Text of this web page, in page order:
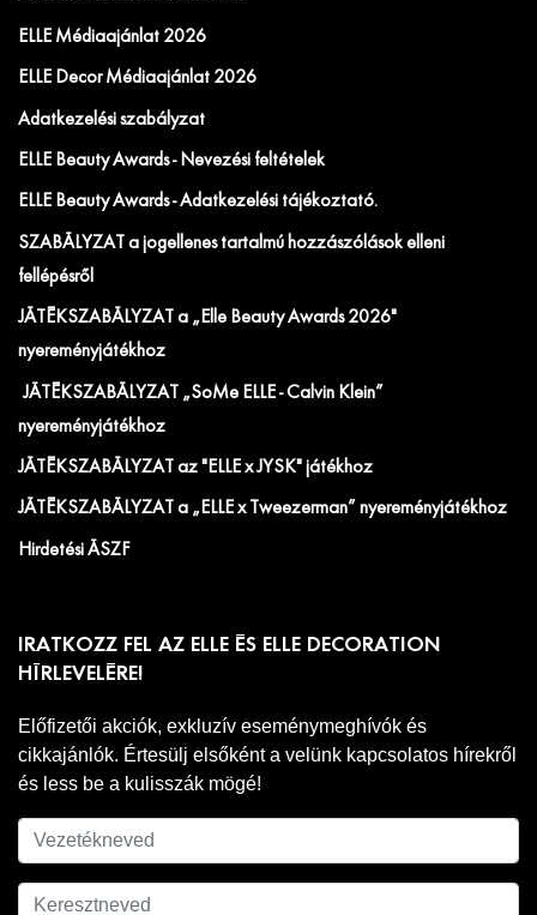
ELLE Médiaajánlat 2026
ELLE Decor Médiaajánlat 2026
Adatkezelési szabályzat
ELLE Beauty Awards - Nevezési feltételek
ELLE Beauty Awards - Adatkezelési tájékoztató.
SZABÁLYZAT a jogellenes tartalmú hozzászólások elleni
fellépésről
JÁTÉKSZABÁLYZAT a „Elle Beauty Awards 2026"
nyereményjátékhoz
JÁTÉKSZABÁLYZAT „SoMe ELLE - Calvin Klein”
nyereményjátékhoz
JÁTÉKSZABÁLYZAT az "ELLE x JYSK" játékhoz
JÁTÉKSZABÁLYZAT a „ELLE x Tweezerman” nyereményjátékhoz
Hirdetési ÁSZF
IRATKOZZ FEL AZ ELLE ÉS ELLE DECORATION
HÍRLEVELÉRE!
Előfizetői akciók, exkluzív eseménymeghívók és
cikkajánlók. Értesülj elsőként a velünk kapcsolatos hírekről
és less be a kulisszák mögé!